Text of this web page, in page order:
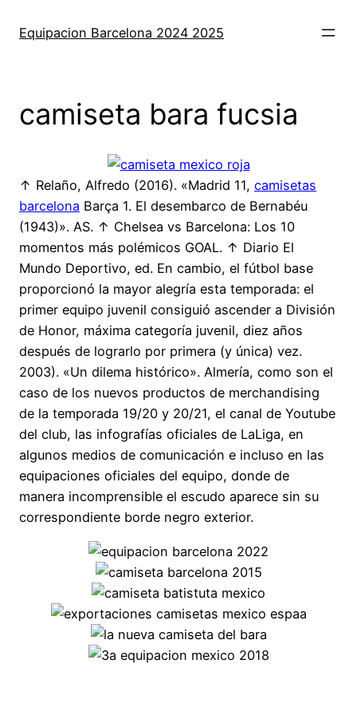
Equipacion Barcelona 2024 2025
camiseta bara fucsia
↑ Relaño, Alfredo (2016). «Madrid 11, camisetas
barcelona Barça 1. El desembarco de Bernabéu
(1943)». AS. ↑ Chelsea vs Barcelona: Los 10
momentos más polémicos GOAL. ↑ Diario El
Mundo Deportivo, ed. En cambio, el fútbol base
proporcionó la mayor alegría esta temporada: el
primer equipo juvenil consiguió ascender a División
de Honor, máxima categoría juvenil, diez años
después de lograrlo por primera (y única) vez.
2003). «Un dilema histórico». Almería, como son el
caso de los nuevos productos de merchandising
de la temporada 19/20 y 20/21, el canal de Youtube
del club, las infografías oficiales de LaLiga, en
algunos medios de comunicación e incluso en las
equipaciones oficiales del equipo, donde de
manera incomprensible el escudo aparece sin su
correspondiente borde negro exterior.